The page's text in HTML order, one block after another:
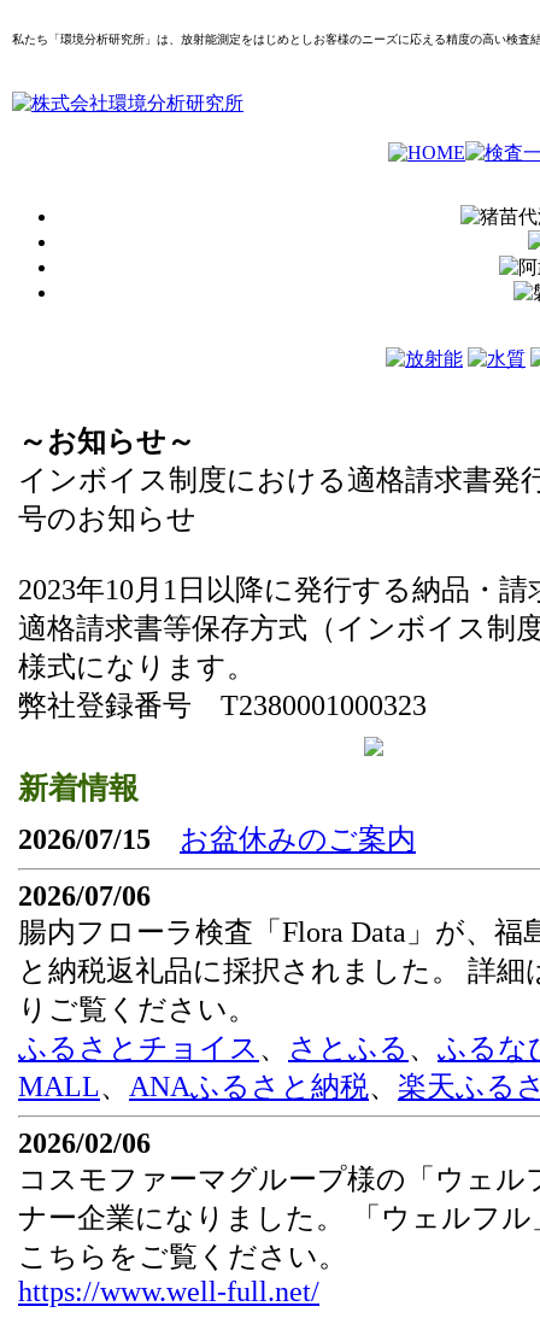
私たち「環境分析研究所」は、放射能測定をはじめとしお客様のニーズに応える精度の高い検査
～お知らせ～
インボイス制度における適格請求書発
号のお知らせ
2023年10月1日以降に発行する納品・請
適格請求書等保存方式（インボイス制
様式になります。
弊社登録番号 T2380001000323
新着情報
2026/07/15
お盆休みのご案内
2026/07/06
腸内フローラ検査「Flora Data」が、福
と納税返礼品に採択されました。 詳細
りご覧ください。
ふるさとチョイス 、 さとふる 、 ふるな
MALL、 ANAふるさと納税、 楽天ふる
2026/02/06
コスモファーマグループ様の「ウェル
ナー企業になりました。 「ウェルフ
こちらをご覧ください。
https://www.well-full.net/